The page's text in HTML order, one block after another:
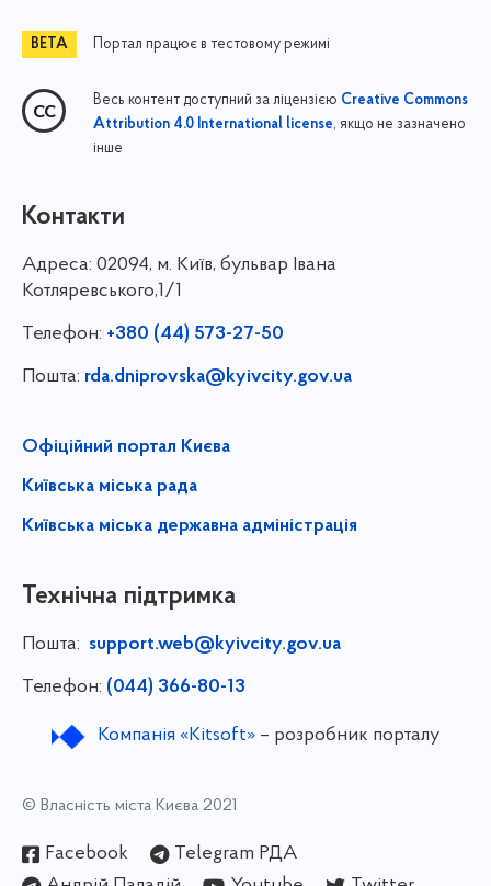
Портал працює в тестовому режимі
Весь контент доступний за ліцензією Creative Commons
Attribution 4.0 International license, якщо не зазначено
інше
Контакти
Адреса: 02094, м. Київ, бульвар Івана
Котляревського,1/1
Телефон: +380 (44) 573-27-50
Пошта: rda.dniprovska@kyivcity.gov.ua
Офіційний портал Києва
Київська міська рада
Київська міська державна адміністрація
Технічна підтримка
Пошта: support.web@kyivcity.gov.ua
Телефон: (044) 366-80-13
Компанія «Kitsoft»– розробник порталу
© Власність міста Києва 2021
Facebook
Telegram РДА